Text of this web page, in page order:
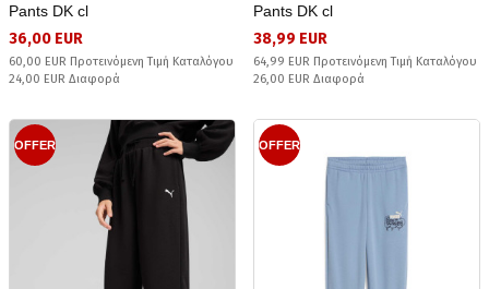
Pants DK cl
36,00 EUR
60,00 EUR Προτεινόμενη Τιμή Καταλόγου
24,00 EUR Διαφορά
Pants DK cl
38,99 EUR
64,99 EUR Προτεινόμενη Τιμή Καταλόγου
26,00 EUR Διαφορά
OFFER OFFER